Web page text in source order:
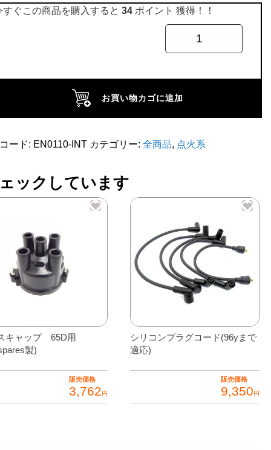
すぐこの商品を購入すると34 ポイント 獲得！！
お買い物カゴに追加
ード: EN0110-INT カテゴリー:全商品, 点火系
ックしています
キャップ 65D用
製)
販売価格
3,762円
シリコンプラグコード(96yまで
適応)
販売価格
9,350円